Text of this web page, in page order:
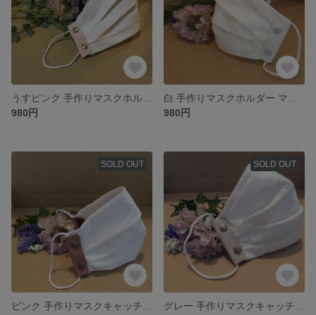
980円
980円
SOLD OUT SOLD OUT